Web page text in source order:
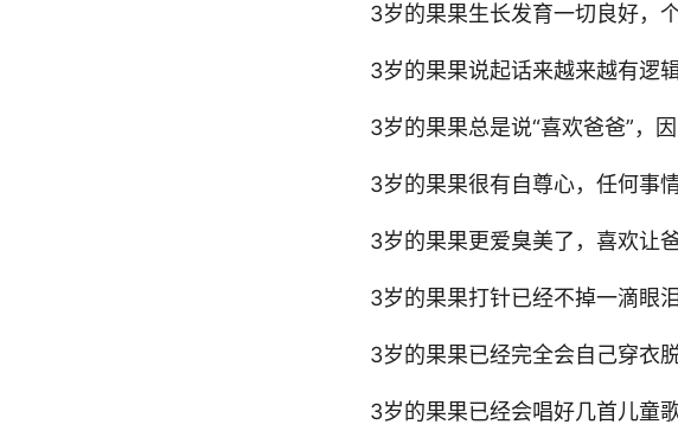
3岁的果果生长发育一切良好，
3岁的果果说起话来越来越有逻
3岁的果果总是说“喜欢爸爸”，
3岁的果果很有自尊心，任何事
3岁的果果更爱臭美了，喜欢让
3岁的果果打针已经不掉一滴眼
3岁的果果已经完全会自己穿衣
3岁的果果已经会唱好几首儿童